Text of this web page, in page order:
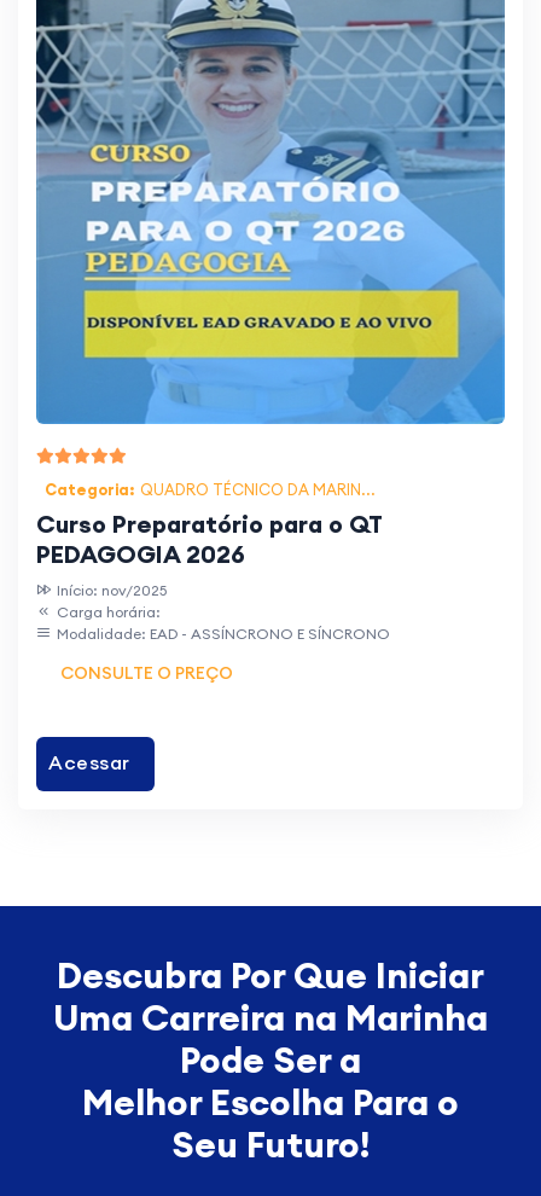
Categoria: QUADRO TÉCNICO DA MARIN...
Curso Preparatório para o QT
PEDAGOGIA 2026
Início: nov/2025
Carga horária:
Modalidade: EAD - ASSÍNCRONO E SÍNCRONO
CONSULTE O PREÇO
Acessar
Descubra Por Que Iniciar
Uma Carreira na Marinha
Pode Ser a
MelhorEscolha Para o
Seu Futuro!